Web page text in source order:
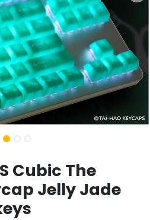
Cubic The
Jelly Jade